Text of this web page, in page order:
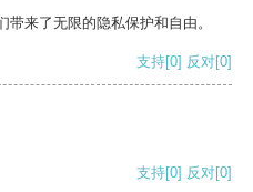
来了无限的隐私保护和自由。
支持[0] 反对[0]
支持[0] 反对[0]